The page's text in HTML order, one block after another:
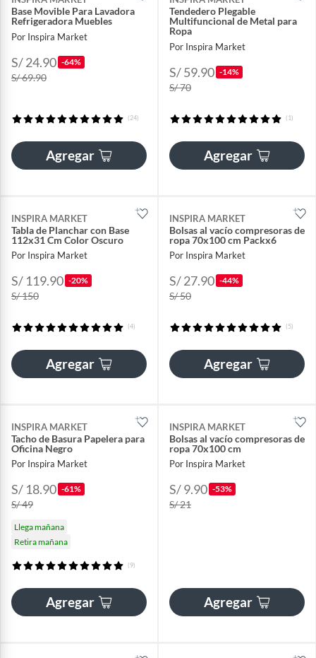
Base Movible Para Lavadora
Refrigeradora Muebles
Por Inspira Market
S/ 24.90 -64%
S/ 69.90
(24)
Agregar
Tendedero Plegable
Multifuncional de Metal para
Ropa
Por Inspira Market
S/ 59.90 -14%
S/ 70
(1)
Agregar
INSPIRA MARKET
Tabla de Planchar con Base
112x31 Cm Color Oscuro
Por Inspira Market
S/ 119.90 -20%
S/ 150
(4)
Agregar
INSPIRA MARKET
Bolsas al vacío compresoras de
ropa 70x100 cm Packx6
Por Inspira Market
S/ 27.90 -44%
S/ 50
(5)
Agregar
INSPIRA MARKET
Tacho de Basura Papelera para
Oficina Negro
Por Inspira Market
S/ 18.90 -61%
S/ 49
Llega mañana
Retira mañana
(9)
Agregar
INSPIRA MARKET
Bolsas al vacío compresoras de
ropa 70x100 cm
Por Inspira Market
S/ 9.90 -53%
S/ 21
Agregar